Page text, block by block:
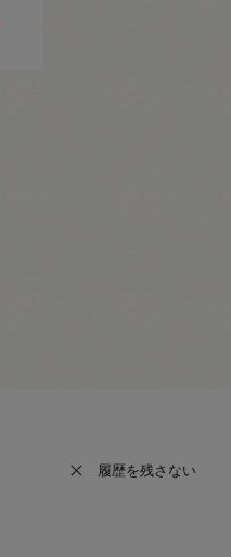
履歴を残さない